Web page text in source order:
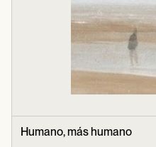
Humano, más humano